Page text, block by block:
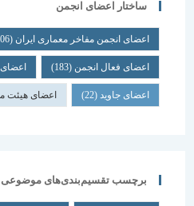
ساختار اعضای انجمن
اعضای انجمن مفاخر معماری ایران (206)
اعضای فعال انجمن(183) اعضای هیئت
اعضای جاوید(22) اعضای هیئت مدیره و
برچسب تقسیم‌بندی‌های موضوعی مقالات